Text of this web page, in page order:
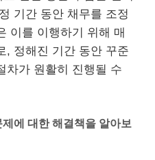
기간 동안 채무를 조정
이를 이행하기 위해 매
, 정해진 기간 동안 꾸준
차가 원활히 진행될 수
에 대한 해결책을 알아보